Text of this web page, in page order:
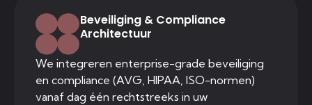
Beveiliging & Compliance
Architectuur
We integreren enterprise-grade beveiliging
en compliance (AVG, HIPAA, ISO-normen)
vanaf dag één rechtstreeks in uw